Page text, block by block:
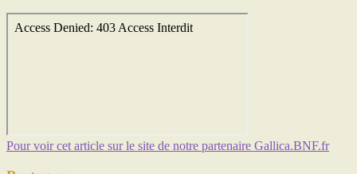
Pour voir cet article sur le site de notre partenaire Gallica.BNF.fr